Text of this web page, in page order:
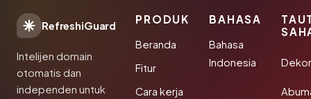
RefreshiGuard
Intelijen domain
otomatis dan
independen untuk
PRODUK
Beranda
Fitur
Cara kerja
BAHASA
Bahasa
Indonesia